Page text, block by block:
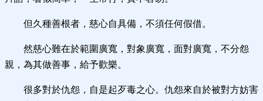
但久種善根者，慈心自具備，不須任何假借。
然慈心難在於範圍廣寬，對象廣寬，面對廣寬，不分怨
親，為其做善事，給予歡樂。
很多對於仇怨，自是起歹毒之心。仇怨來自於被對方妨害